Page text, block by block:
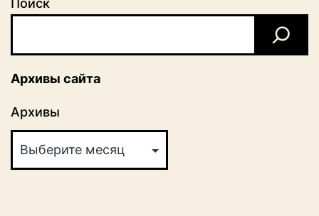
Поиск
Архивы сайта
Архивы